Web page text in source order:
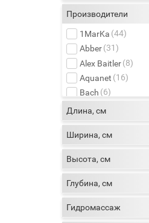
Производители
1MarKa (44)
Abber(31)
Alex Baitler(8)
Aquanet (16)
Bach (6)
Bas
BellSan(12)
Byon
C-bath(12)
Cezares(2)
Длина, см
Ширина, см
Высота, см
Глубина, см
Гидромассаж